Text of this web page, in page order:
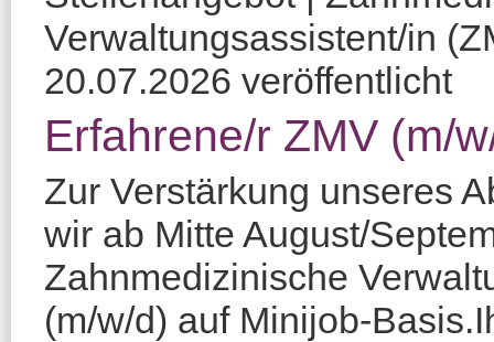
Verwaltungsassistent/in
20.07.2026 veröffentlicht
Erfahrene/r ZMV (m/
Zur Verstärkung unseres
wir ab Mitte August/
Zahnmedizinische
(m/w/d) auf Minijob-